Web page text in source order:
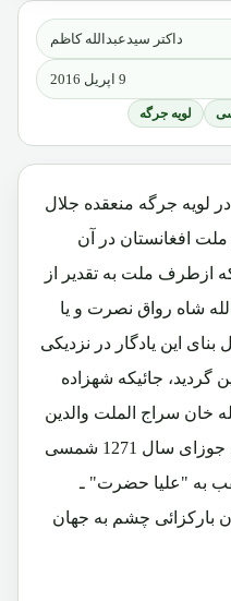
داکتر سیدعبدالله کاظم
9 اپریل 2016
لویه جرگه
1301 شمسی در لویه جرگه منعقده جلال
وکلای ملت افغانستان در آن
ازطرف ملت به تقدیر از
شاه رواق نصرت و یا
این یادگار در نزدیکی
گردید، جائیکه شهزاده
خان سراج الملت والدین
در شب پنجشنبه مورخ دهم برج جوزای سال 1271 شمسی
به "علیا حضرت" ـ
بارکزائی چشم به جهان